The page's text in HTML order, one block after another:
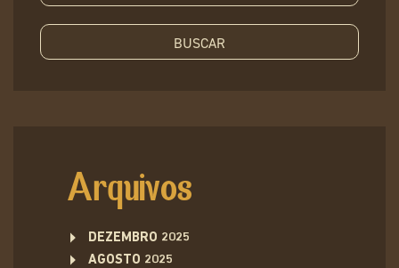
Arquivos
DEZEMBRO 2025
AGOSTO 2025